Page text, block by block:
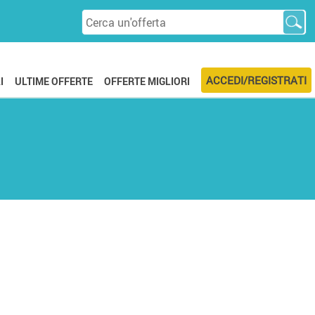
ACCEDI/REGISTRATI
ULTIME OFFERTE OFFERTE MIGLIORI